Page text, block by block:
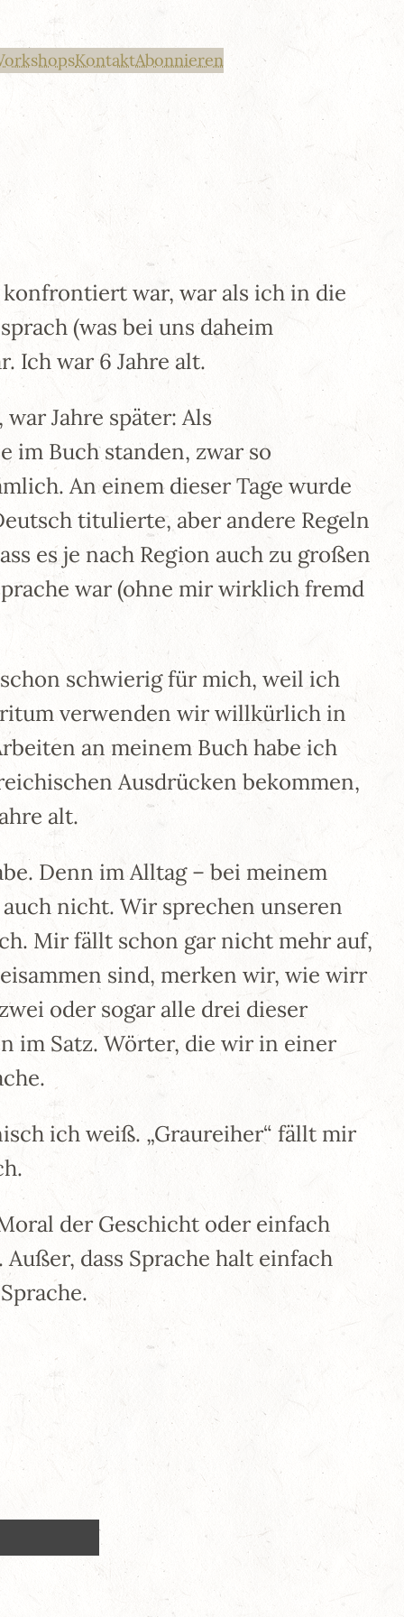
KontaktAbonnieren
war, war als ich in die
(was bei uns daheim
Ich war 6 Jahre alt.
Jahre später: Als
im Buch standen, zwar so
An einem dieser Tage wurde
titulierte, aber andere Regeln
es je nach Region auch zu großen
war (ohne mir wirklich fremd
schwierig für mich, weil ich
verwenden wir willkürlich in
an meinem Buch habe ich
Ausdrücken bekommen,
alt.
Denn im Alltag – bei meinem
nicht. Wir sprechen unseren
Mir fällt schon gar nicht mehr auf,
sind, merken wir, wie wirr
oder sogar alle drei dieser
im Satz. Wörter, die wir in einer
ich weiß. „Graureiher“ fällt mir
der Geschicht oder einfach
dass Sprache halt einfach